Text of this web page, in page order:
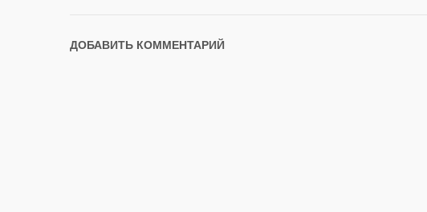
ДОБАВИТЬ КОММЕНТАРИЙ